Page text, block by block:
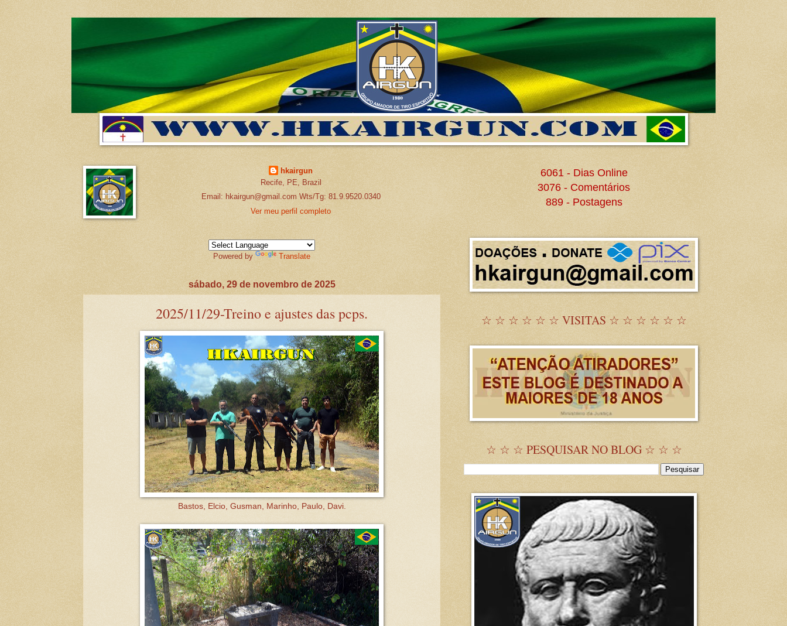
hkairgun
Recife, PE, Brazil
Email: hkairgun@gmail.com Wts/Tg: 81.9.9520.0340
Ver meu perfil completo
Powered by Translate
sábado, 29 de novembro de 2025
2025/11/29-Treino e ajustes das pcps.
Bastos, Elcio, Gusman, Marinho, Paulo, Davi.
6061 - Dias Online
3076 - Comentários
889 - Postagens
☆ ☆ ☆ ☆ ☆ ☆ VISITAS ☆ ☆ ☆ ☆ ☆ ☆
☆ ☆ ☆ PESQUISAR NO BLOG ☆ ☆ ☆